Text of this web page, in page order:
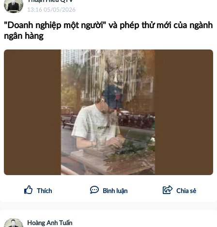
13:16 05/05/2026
"Doanh nghiệp một người" và phép thử mới của ngành
ngân hàng
Thích Bình luận Chia sẻ
Hoàng Anh Tuấn